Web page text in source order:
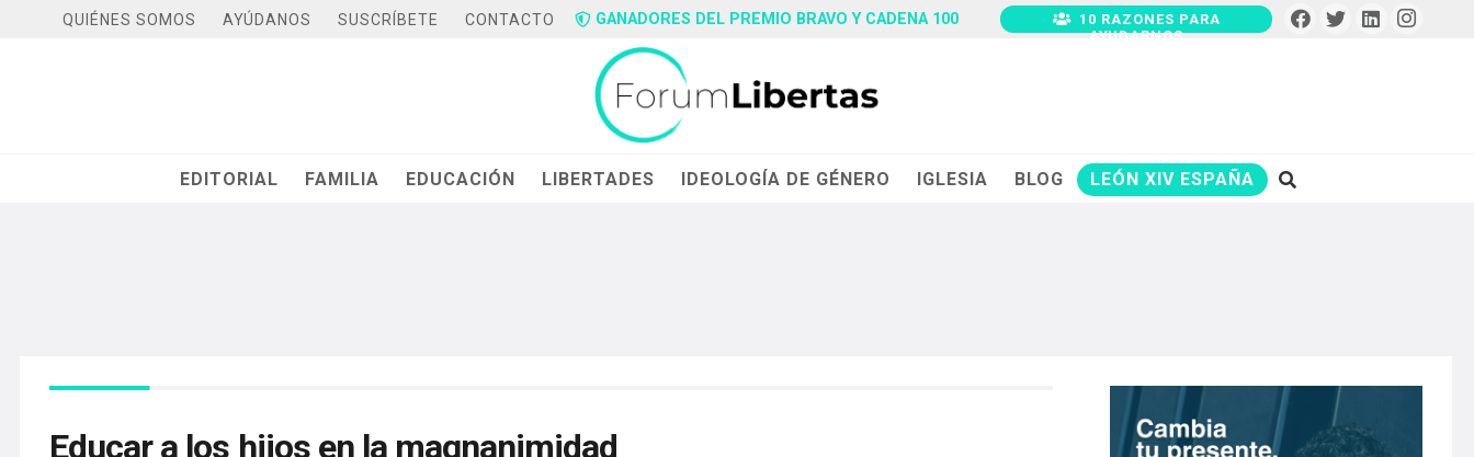
QUIÉNES SOMOS AYÚDANOS SUSCRÍBETE CONTACTO GANADORES DEL PREMIO BRAVO Y CADENA 100
10 RAZONES PARA
AYUDARNOS
EDITORIAL FAMILIA EDUCACIÓN LIBERTADES IDEOLOGÍA DE GÉNERO IGLESIA BLOG LEÓN XIV ESPAÑA
Educar a los hijos en la magnanimidad